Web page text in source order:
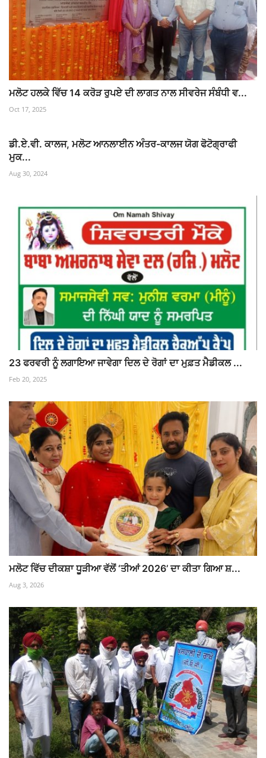
ਮਲੋਟ ਹਲਕੇ ਵਿੱਚ 14 ਕਰੋੜ ਰੁਪਏ ਦੀ ਲਾਗਤ ਨਾਲ ਸੀਵਰੇਜ ਸੰਬੰਧੀ ਵ...
Oct 17, 2025
ਡੀ.ਏ.ਵੀ. ਕਾਲਜ, ਮਲੋਟ ਆਨਲਾਈਨ ਅੰਤਰ-ਕਾਲਜ ਯੋਗ ਫੋਟੋਗ੍ਰਾਫੀ
ਮੁਕ...
Aug 30, 2024
23 ਫਰਵਰੀ ਨੂੰ ਲਗਾਇਆ ਜਾਵੇਗਾ ਦਿਲ ਦੇ ਰੋਗਾਂ ਦਾ ਮੁਫ਼ਤ ਮੈਡੀਕਲ ...
Feb 20, 2025
ਮਲੋਟ ਵਿੱਚ ਦੀਕਸ਼ਾ ਧੂੜੀਆ ਵੱਲੋਂ ‘ਤੀਆਂ 2026’ ਦਾ ਕੀਤਾ ਗਿਆ ਸ਼...
Aug 3, 2026